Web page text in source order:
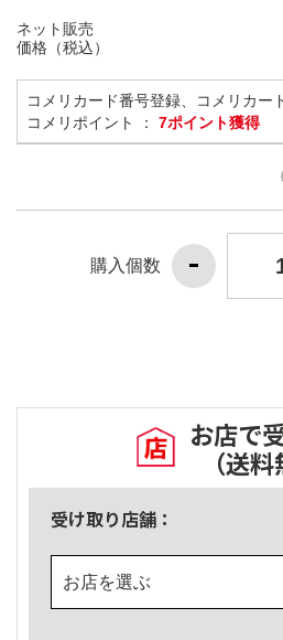
ネット販売
価格（税込）
コメリカード番号登録、コメリカー
コメリポイント ： 7ポイント獲得
購入個数
お店で
（送料
受け取り店舗：
お店を選ぶ